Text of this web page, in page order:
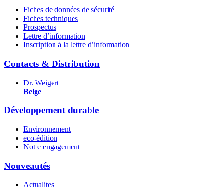
Fiches de données de sécurité
Fiches techniques
Prospectus
Lettre d’information
Inscription à la lettre d’information
Contacts & Distribution
Dr. Weigert
Belge
Développement durable
Environnement
eco-édition
Notre engagement
Nouveautés
Actualites